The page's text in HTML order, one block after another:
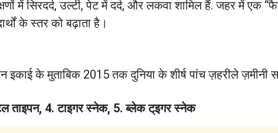
में सिरदर्द, उल्टी, पेट में दर्द, और लकवा शामिल हैं. जहर में एक
के स्तर को बढ़ाता है।
इकाई के मुताबिक 2015 तक दुनिया के शीर्ष पांच ज़हरीले ज़मीनी
ताइपन, 4. टाइगर स्नेक, 5. ब्लेक ट्इगर स्नेक